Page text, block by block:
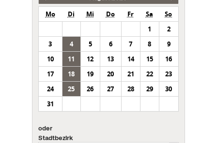
Mo Di Mi Do Fr Sa
So
1
2
3
4 5 6 7 8
9
10
11 12 13 14 15
16
17
18 19 20 21 22
23
24
25 26 27 28 29
30
31
oder
Stadtbezirk